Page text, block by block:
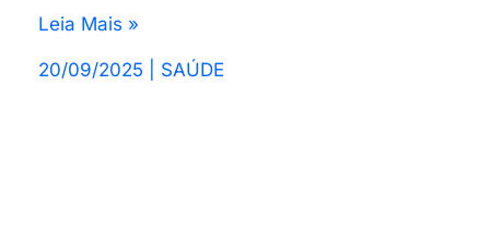
Leia Mais »
20/09/2025 SAÚDE